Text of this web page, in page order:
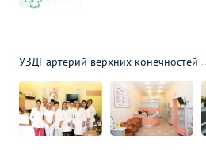
УЗДГ артерий верхних конечностей